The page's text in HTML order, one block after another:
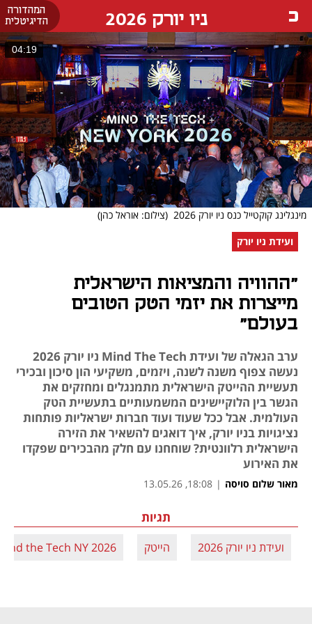
המהדורה
הדיגיטלית
ניו יורק 2026
04:19
מינגלינג קוקטייל כנס ניו יורק 2026
(צילום: אוראל כהן)
ועידת ניו יורק
"ההוויה והמציאות הישראלית
מייצרות את יזמי הטק הטובים
בעולם"
ערב הגאלה של ועידת Mind The Tech ניו יורק 2026
נעשה צפוף משנה לשנה, ויזמים, משקיעי הון סיכון ובכירי
תעשיית ההייטק הישראלית מתמנגלים ומחזקים את
הגשר בין הלוקיישינים המשמעותיים בתעשיית הטק
העולמית. אבל ככל שעוד ועוד חברות ישראליות פותחות
נציגויות בניו יורק, איך דואגים להשאיר את הזירה
הישראלית רלוונטית? שוחחנו עם חלק מהבכירים שפקדו
את האירוע
מאור שלום סויסה |
18:08, 13.05.26
תגיות
ועידת ניו יורק 2026 הייטק the Tech NY 2026